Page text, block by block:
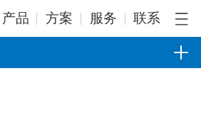
产品 方案 服务 联系